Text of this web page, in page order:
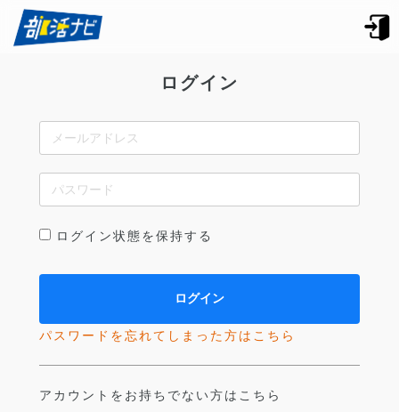
ログイン
ログイン状態を保持する
パスワードを忘れてしまった方はこちら
アカウントをお持ちでない方はこちら